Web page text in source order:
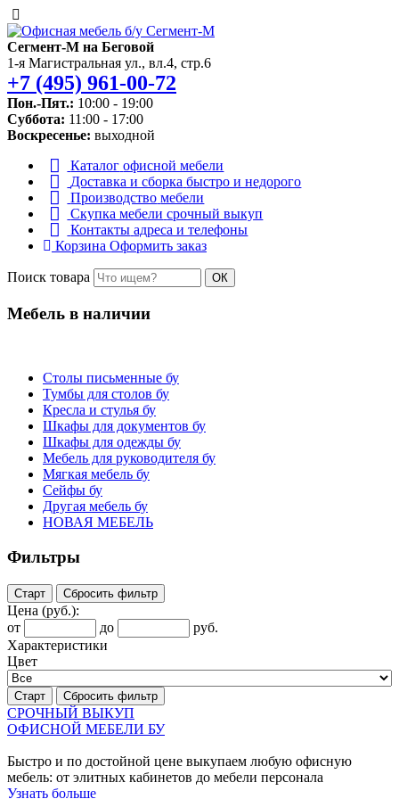
Сегмент-М на Беговой
1-я Магистральная ул., вл.4, стр.6
+7 (495) 961-00-72
Пон.-Пят.: 10:00 - 19:00
Суббота: 11:00 - 17:00
Воскресенье: выходной
Каталог офисной мебели
Доставка и сборка быстро и недорого
Производство мебели
Скупка мебели срочный выкуп
Контакты адреса и телефоны
Корзина Оформить заказ
Поиск товара ОК
Мебель в наличии
Столы письменные бу
Тумбы для столов бу
Кресла и стулья бу
Шкафы для документов бу
Шкафы для одежды бу
Мебель для руководителя бу
Мягкая мебель бу
Сейфы бу
Другая мебель бу
НОВАЯ МЕБЕЛЬ
Фильтры
Старт Сбросить фильтр
Цена (руб.):
от
до
руб.
Характеристики
Цвет
Старт Сбросить фильтр
СРОЧНЫЙ ВЫКУП
ОФИСНОЙ МЕБЕЛИ БУ
Быстро и по достойной цене выкупаем любую офисную
мебель: от элитных кабинетов до мебели персонала
Узнать больше